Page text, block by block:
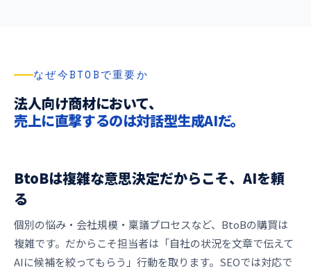
なぜ今BTOBで重要か
法人向け商材において、
売上に直撃するのは対話型生成AIだ。
BtoBは複雑な意思決定だからこそ、AIを頼
る
個別の悩み・会社規模・稟議プロセスなど、BtoBの購買は
複雑です。だからこそ担当者は「自社の状況を文章で伝えて
AIに候補を絞ってもらう」行動を取ります。SEOでは対応で